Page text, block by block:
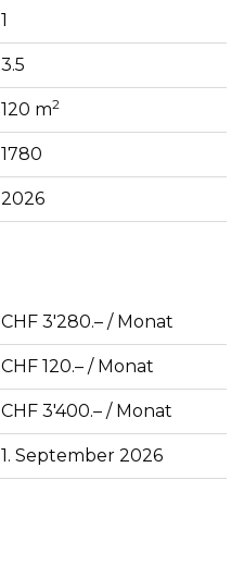
1
3.5
120 m2
1780
2026
CHF 3'280.– / Monat
CHF 120.– / Monat
CHF 3'400.– / Monat
1. September 2026